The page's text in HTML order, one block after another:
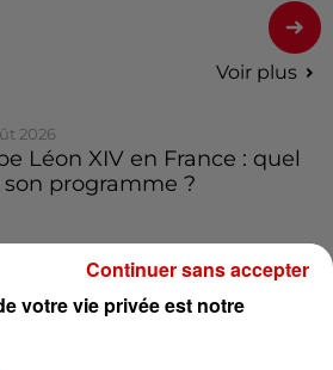
Voir plus
2026
Léon XIV en France : quel
son programme ?
: un bébé d'un mois
votre vie privée est notre
Continuer sans accepter